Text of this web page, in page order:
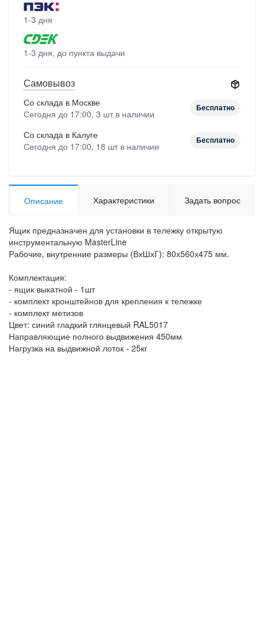
1-3 дня
1-3 дня, до пункта выдачи
Самовывоз
Со склада в Москве
Сегодня до 17:00, 3 шт в наличии
Бесплатно
Со склада в Калуге
Сегодня до 17:00, 18 шт в наличии
Бесплатно
Описание Характеристики Задать вопрос
Ящик предназначен для установки в тележку открытую
инструментальную MasterLine
Рабочие, внутренние размеры (ВхШхГ): 80х560х475 мм.
Комплектация:
- ящик выкатной - 1шт
- комплект кронштейнов для крепления к тележке
- комплект метизов
Цвет: синий гладкий глянцевый RAL5017
Направляющие полного выдвижения 450мм
Нагрузка на выдвижной лоток - 25кг